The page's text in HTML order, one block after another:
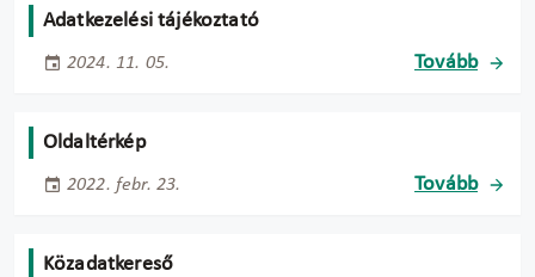
Adatkezelési tájékoztató
2024. 11. 05. Tovább
Oldaltérkép
2022. febr. 23. Tovább
Közadatkereső